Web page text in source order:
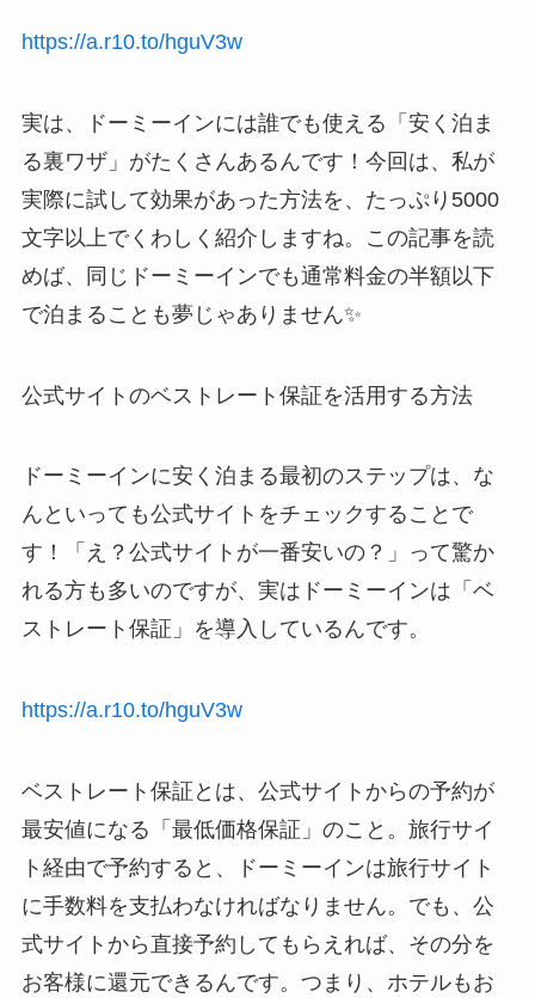
https://a.r10.to/hguV3w
実は、ドーミーインには誰でも使える「安く泊ま
る裏ワザ」がたくさんあるんです！今回は、私が
実際に試して効果があった方法を、たっぷり5000
文字以上でくわしく紹介しますね。この記事を読
めば、同じドーミーインでも通常料金の半額以下
で泊まることも夢じゃありません✨
公式サイトのベストレート保証を活用する方法
ドーミーインに安く泊まる最初のステップは、な
んといっても公式サイトをチェックすることで
す！「え？公式サイトが一番安いの？」って驚か
れる方も多いのですが、実はドーミーインは「ベ
ストレート保証」を導入しているんです。
https://a.r10.to/hguV3w
ベストレート保証とは、公式サイトからの予約が
最安値になる「最低価格保証」のこと。旅行サイ
ト経由で予約すると、ドーミーインは旅行サイト
に手数料を支払わなければなりません。でも、公
式サイトから直接予約してもらえれば、その分を
お客様に還元できるんです。つまり、ホテルもお